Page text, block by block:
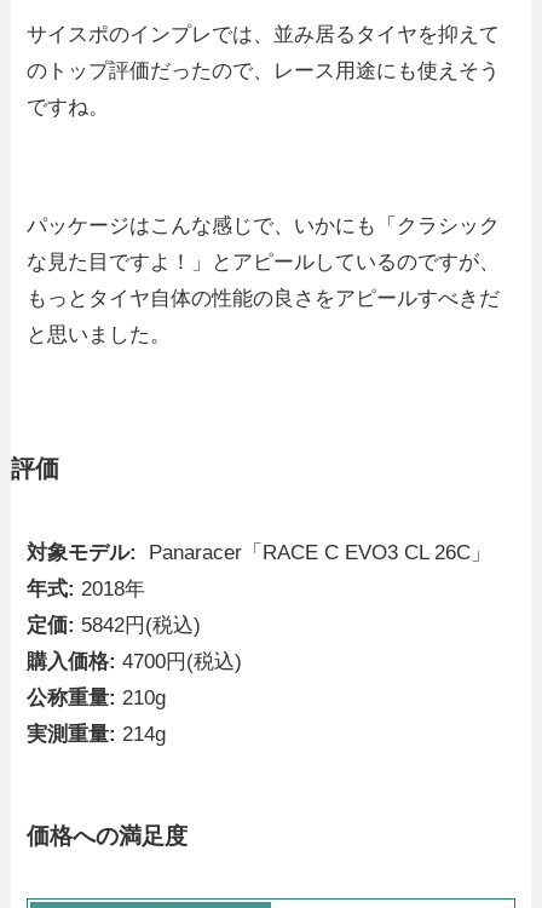
サイスポのインプレでは、並み居るタイヤを抑えて
のトップ評価だったので、レース用途にも使えそう
ですね。
パッケージはこんな感じで、いかにも「クラシック
な見た目ですよ！」とアピールしているのですが、
もっとタイヤ自体の性能の良さをアピールすべきだ
と思いました。
評価
対象モデル:
Panaracer「RACE C EVO3 CL 26C」
年式: 2018年
定価: 5842円(税込)
購入価格: 4700円(税込)
公称重量: 210g
実測重量: 214g
価格への満足度